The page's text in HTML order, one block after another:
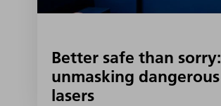
Better safe than sorry:
unmasking dangerous
lasers